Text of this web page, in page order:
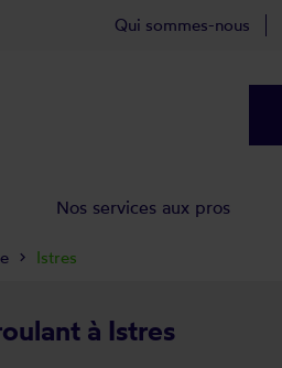
à Istres
Istres
Qui sommes-nous
Nos services aux pros